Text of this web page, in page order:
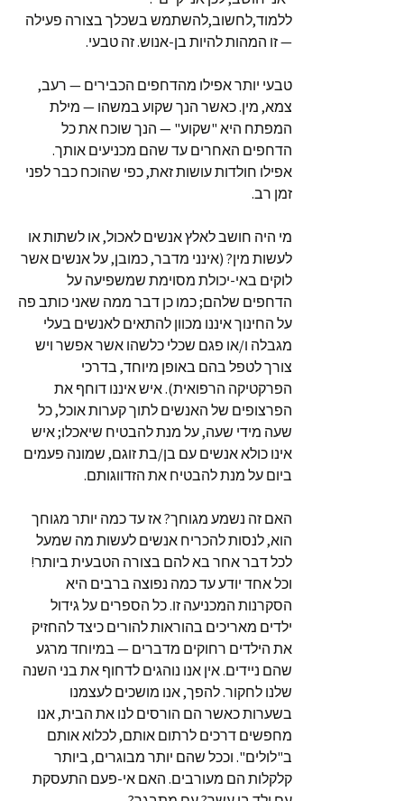
ללמוד,לחשוב,להשתמש בשכלך בצורה פעילה
— זו המהות להיות בן-אנוש. זה טבעי.
טבעי יותר אפילו מהדחפים הכבירים — רעב,
צמא, מין. כאשר הנך שקוע במשהו — מילת
המפתח היא "שקוע" — הנך שוכח את כל
הדחפים האחרים עד שהם מכניעים אותך.
אפילו חולדות עושות זאת, כפי שהוכח כבר לפני
זמן רב.
מי היה חושב לאלץ אנשים לאכול, או לשתות או
לעשות מין? (אינני מדבר, כמובן, על אנשים אשר
לוקים באי-יכולת מסוימת שמשפיעה על
הדחפים שלהם; כמו כן דבר ממה שאני כותב פה
על החינוך איננו מכוון להתאים לאנשים בעלי
מגבלה ו/או פגם שכלי כלשהו אשר אפשר ויש
צורך לטפל בהם באופן מיוחד, בדרכי
הפרקטיקה הרפואית). איש איננו דוחף את
הפרצופים של האנשים לתוך קערות אוכל, כל
שעה מידי שעה, על מנת להבטיח שיאכלו; איש
אינו כולא אנשים עם בן/בת זוגם, שמונה פעמים
ביום על מנת להבטיח את הזדווגותם.
האם זה נשמע מגוחך? אז עד כמה יותר מגוחך
הוא, לנסות להכריח אנשים לעשות מה שמעל
לכל דבר אחר בא להם בצורה הטבעית ביותר!
וכל אחד יודע עד כמה נפוצה ברבים היא
הסקרנות המכניעה זו. כל הספרים על גידול
ילדים מאריכים בהוראות להורים כיצד להחזיק
את הילדים רחוקים מדברים — במיוחד מרגע
שהם ניידים. אין אנו נוהגים לדחוף את בני השנה
שלנו לחקור. להפך, אנו מושכים לעצמנו
בשערות כאשר הם הורסים לנו את הבית, אנו
מחפשים דרכים לרתום אותם, לכלוא אותם
ב"לולים". וככל שהם יותר מבוגרים, ביותר
קלקלות הם מעורבים. האם אי-פעם התעסקת